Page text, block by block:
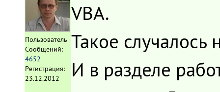
Пользователь
Сообщений:
4652
Регистрация:
23.12.2012
VBA.
Такое случалось
И в разделе